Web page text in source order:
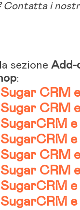
Contatta i
sezione Add-
:
CRM
CRM
CRM
CRM